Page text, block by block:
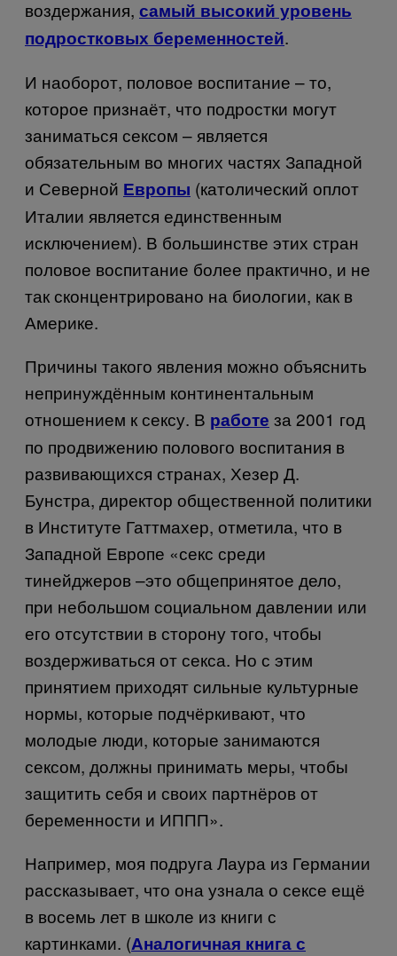
воздержания, самый высокий уровень
подростковых беременностей.
И наоборот, половое воспитание – то,
которое признаёт, что подростки могут
заниматься сексом – является
обязательным во многих частях Западной
и Северной Европы (католический оплот
Италии является единственным
исключением). В большинстве этих стран
половое воспитание более практично, и не
так сконцентрировано на биологии, как в
Америке.
Причины такого явления можно объяснить
непринуждённым континентальным
отношением к сексу. В работе за 2001 год
по продвижению полового воспитания в
развивающихся странах, Хезер Д.
Бунстра, директор общественной политики
в Институте Гаттмахер, отметила, что в
Западной Европе «секс среди
тинейджеров –это общепринятое дело,
при небольшом социальном давлении или
его отсутствии в сторону того, чтобы
воздерживаться от секса. Но с этим
принятием приходят сильные культурные
нормы, которые подчёркивают, что
молодые люди, которые занимаются
сексом, должны принимать меры, чтобы
защитить себя и своих партнёров от
беременности и ИППП».
Например, моя подруга Лаура из Германии
рассказывает, что она узнала о сексе ещё
в восемь лет в школе из книги с
картинками. (Аналогичная книга с